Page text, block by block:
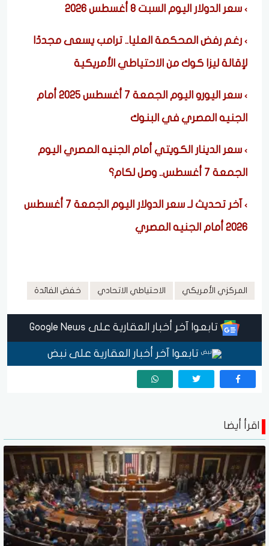
سعر الدولار اليوم السبت 8 أغسطس 2026
رغم رفض المحكمة العليا.. ترامب يسعى مجددًا
لإقالة ليزا كوك من الاحتياطي الأمريكية
سعر اليورو اليوم الجمعة 7 أغسطس 2025 أمام
الجنيه المصري في البنوك
سعر الدينار الكويتي أمام الجنيه المصري اليوم
الجمعة 7 أغسطس.. وصل لكام؟
آخر تحديث لـ سعر الدولار اليوم الجمعة 7 أغسطس
2026 أمام الجنيه المصري
المركزي الأمريكي الاحتياطي الاتحادي خفض الفائدة
تابعوا آخر أخبار العقارية على Google News
تابعوا آخر أخبار العقارية على نبض
اقرأ أيضا